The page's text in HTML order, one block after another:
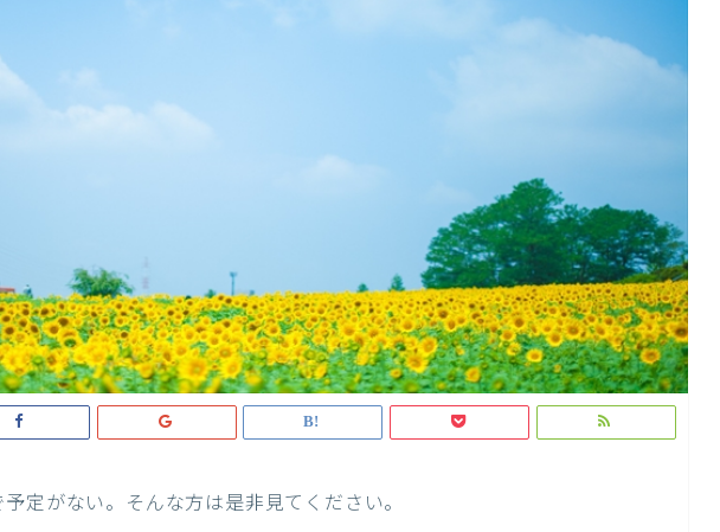
定がない。そんな方は是非見てください。